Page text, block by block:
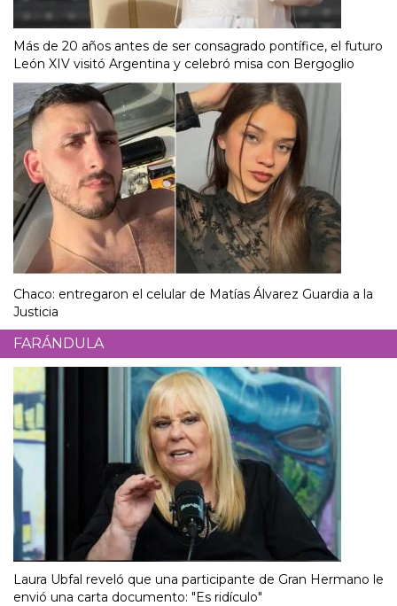
Más de 20 años antes de ser consagrado pontífice, el futuro
León XIV visitó Argentina y celebró misa con Bergoglio
Chaco: entregaron el celular de Matías Álvarez Guardia a la
Justicia
FARÁNDULA
Laura Ubfal reveló que una participante de Gran Hermano le
envió una carta documento: "Es ridículo"